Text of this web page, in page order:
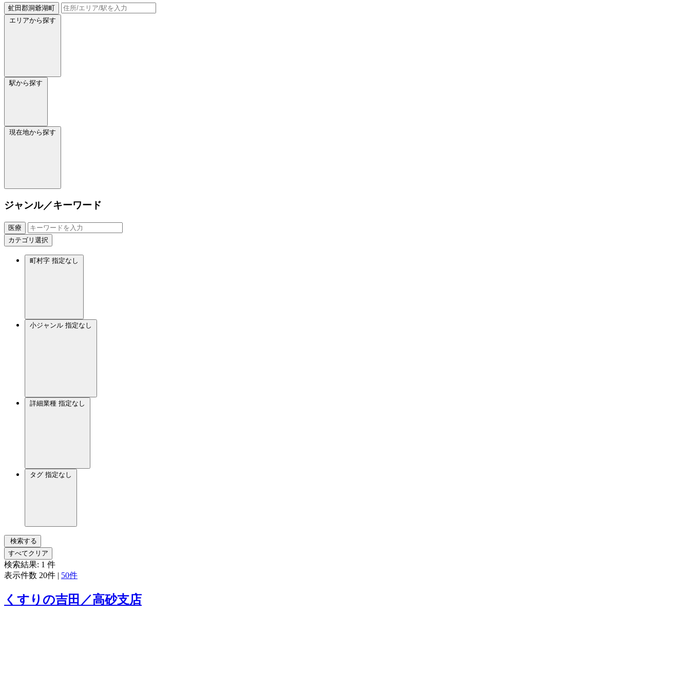
虻田郡洞爺湖町
エリアから探す
駅から探す
現在地から探す
ジャンル／キーワード
医療
カテゴリ選択
町村字 指定なし
小ジャンル 指定なし
詳細業種 指定なし
タグ 指定なし
検索する
すべてクリア
検索結果: 1 件
表示件数 20件 | 50件
くすりの吉田／高砂支店